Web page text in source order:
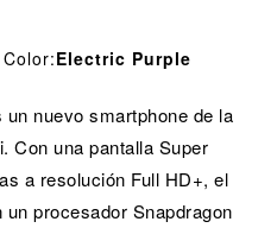
Electric Purple
nuevo smartphone de la
Con una pantalla Super
a resolución Full HD+, el
procesador Snapdragon